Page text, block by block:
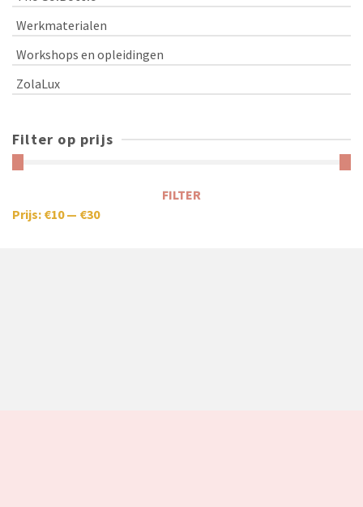
Werkmaterialen
Workshops en opleidingen
ZolaLux
Filter op prijs
FILTER
Prijs: €10— €30